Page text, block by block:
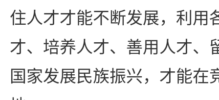
住人才才能不断发展，利用
才、培养人才、善用人才、
国家发展民族振兴，才能在